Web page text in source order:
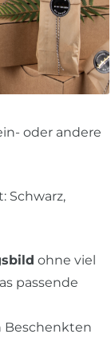
oder andere
Schwarz,
ohne viel
passende
Beschenkten